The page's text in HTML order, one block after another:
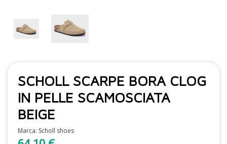
SCHOLL SCARPE BORA CLOG
IN PELLE SCAMOSCIATA
BEIGE
Marca: Scholl shoes